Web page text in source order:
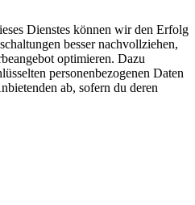
Dienstes können wir den Erfolg
besser nachvollziehen,
optimieren. Dazu
personenbezogenen Daten
ab, sofern du deren